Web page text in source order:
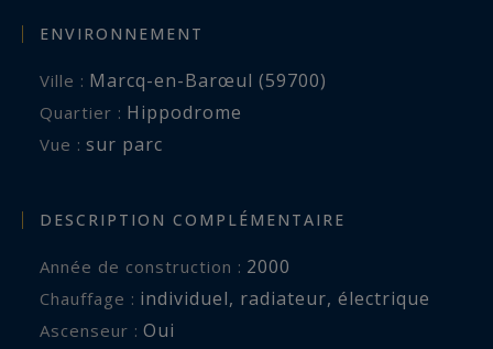
ENVIRONNEMENT
Ville : Marcq-en-Barœul (59700)
Quartier : Hippodrome
Vue : sur parc
DESCRIPTION COMPLÉMENTAIRE
Année de construction : 2000
Chauffage : individuel, radiateur, électrique
Ascenseur : Oui